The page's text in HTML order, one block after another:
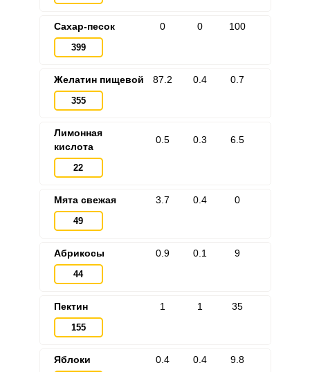
Сахар-песок
399
0 0 100
Желатин пищевой
355
87.2 0.4 0.7
Лимонная
кислота
22
0.5 0.3 6.5
Мята свежая
49
3.7 0.4 0
Абрикосы
44
0.9 0.1 9
Пектин
155
1 1 35
Яблоки 0.4 0.4 9.8